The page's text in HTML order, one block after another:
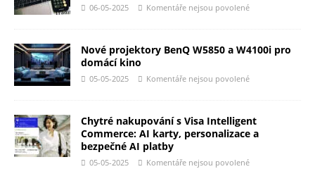
06-05-2025 Komentáře nejsou povolené
Nové projektory BenQ W5850 a W4100i pro
domácí kino
05-05-2025 Komentáře nejsou povolené
Chytré nakupování s Visa Intelligent
Commerce: AI karty, personalizace a
bezpečné AI platby
05-05-2025 Komentáře nejsou povolené